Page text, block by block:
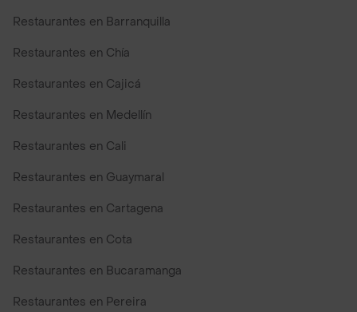
Restaurantes en Barranquilla
Restaurantes en Chía
Restaurantes en Cajicá
Restaurantes en Medellín
Restaurantes en Cali
Restaurantes en Guaymaral
Restaurantes en Cartagena
Restaurantes en Cota
Restaurantes en Bucaramanga
Restaurantes en Pereira